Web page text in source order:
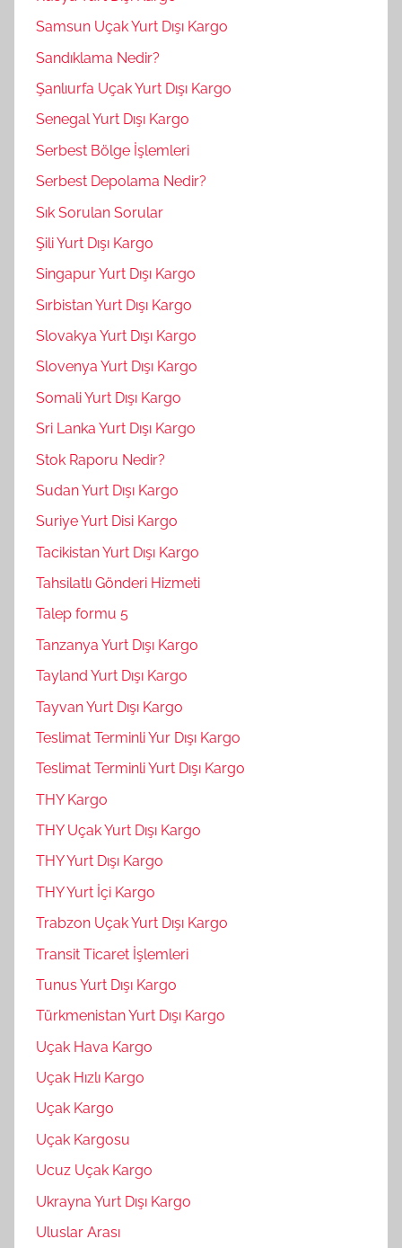
Samsun Uçak Yurt Dışı Kargo
Sandıklama Nedir?
Şanlıurfa Uçak Yurt Dışı Kargo
Senegal Yurt Dışı Kargo
Serbest Bölge İşlemleri
Serbest Depolama Nedir?
Sık Sorulan Sorular
Şili Yurt Dışı Kargo
Singapur Yurt Dışı Kargo
Sırbistan Yurt Dışı Kargo
Slovakya Yurt Dışı Kargo
Slovenya Yurt Dışı Kargo
Somali Yurt Dışı Kargo
Sri Lanka Yurt Dışı Kargo
Stok Raporu Nedir?
Sudan Yurt Dışı Kargo
Suriye Yurt Disi Kargo
Tacikistan Yurt Dışı Kargo
Tahsilatlı Gönderi Hizmeti
Talep formu 5
Tanzanya Yurt Dışı Kargo
Tayland Yurt Dışı Kargo
Tayvan Yurt Dışı Kargo
Teslimat Terminli Yur Dışı Kargo
Teslimat Terminli Yurt Dışı Kargo
THY Kargo
THY Uçak Yurt Dışı Kargo
THY Yurt Dışı Kargo
THY Yurt İçi Kargo
Trabzon Uçak Yurt Dışı Kargo
Transit Ticaret İşlemleri
Tunus Yurt Dışı Kargo
Türkmenistan Yurt Dışı Kargo
Uçak Hava Kargo
Uçak Hızlı Kargo
Uçak Kargo
Uçak Kargosu
Ucuz Uçak Kargo
Ukrayna Yurt Dışı Kargo
Uluslar Arası